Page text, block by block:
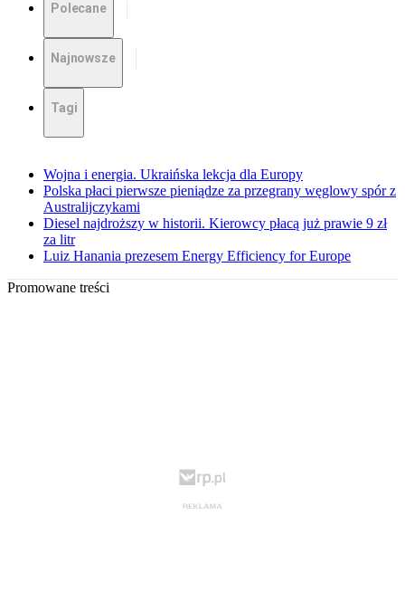
Polecane
Najnowsze
Tagi
Wojna i energia. Ukraińska lekcja dla Europy
Polska płaci pierwsze pieniądze za przegrany węglowy spór z
Australijczykami
Diesel najdroższy w historii. Kierowcy płacą już prawie 9 zł
za litr
Luiz Hanania prezesem Energy Efficiency for Europe
Promowane treści